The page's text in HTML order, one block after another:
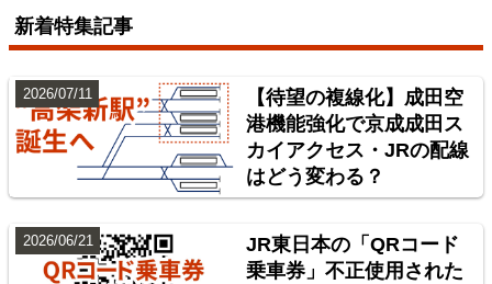
楽天市場
新着特集記事
【待望の複線化】成田空
港機能強化で京成成田ス
カイアクセス・JRの配線
はどう変わる？
2026/07/11
JR東日本の「QRコード
乗車券」不正使用された
2026/06/21